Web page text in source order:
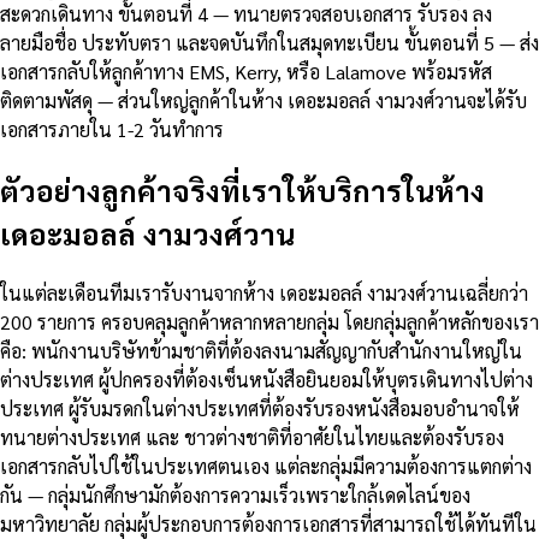
สะดวกเดินทาง ขั้นตอนที่ 4 — ทนายตรวจสอบเอกสาร รับรอง ลง
ลายมือชื่อ ประทับตรา และจดบันทึกในสมุดทะเบียน ขั้นตอนที่ 5 — ส่ง
เอกสารกลับให้ลูกค้าทาง EMS, Kerry, หรือ Lalamove พร้อมรหัส
ติดตามพัสดุ — ส่วนใหญ่ลูกค้าในห้าง เดอะมอลล์ งามวงศ์วานจะได้รับ
เอกสารภายใน 1-2 วันทำการ
ตัวอย่างลูกค้าจริงที่เราให้บริการในห้าง
เดอะมอลล์ งามวงศ์วาน
ในแต่ละเดือนทีมเรารับงานจากห้าง เดอะมอลล์ งามวงศ์วานเฉลี่ยกว่า
200 รายการ ครอบคลุมลูกค้าหลากหลายกลุ่ม โดยกลุ่มลูกค้าหลักของเรา
คือ: พนักงานบริษัทข้ามชาติที่ต้องลงนามสัญญากับสำนักงานใหญ่ใน
ต่างประเทศ ผู้ปกครองที่ต้องเซ็นหนังสือยินยอมให้บุตรเดินทางไปต่าง
ประเทศ ผู้รับมรดกในต่างประเทศที่ต้องรับรองหนังสือมอบอำนาจให้
ทนายต่างประเทศ และ ชาวต่างชาติที่อาศัยในไทยและต้องรับรอง
เอกสารกลับไปใช้ในประเทศตนเอง แต่ละกลุ่มมีความต้องการแตกต่าง
กัน — กลุ่มนักศึกษามักต้องการความเร็วเพราะใกล้เดดไลน์ของ
มหาวิทยาลัย กลุ่มผู้ประกอบการต้องการเอกสารที่สามารถใช้ได้ทันทีใน